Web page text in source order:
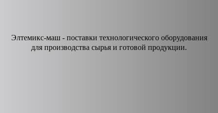
Элтемикс-маш - поставки технологического оборудования
для производства сырья и готовой продукции.